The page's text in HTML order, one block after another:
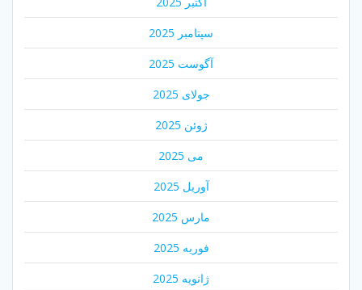
سپتامبر 2025
آگوست 2025
جولای 2025
ژوئن 2025
می 2025
آوریل 2025
مارس 2025
فوریه 2025
ژانویه 2025